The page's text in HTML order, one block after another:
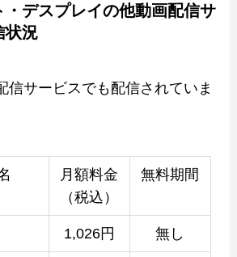
・デスプレイの他動画配信サ
状況
信サービスでも配信されていま
月額料金
（税込）
無料期間
1,026円 無し